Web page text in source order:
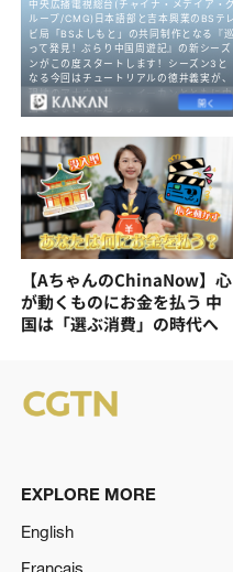
【AちゃんのChinaNow】心
が動くものにお金を払う 中
国は「選ぶ消費」の時代へ
EXPLORE MORE
English
Français